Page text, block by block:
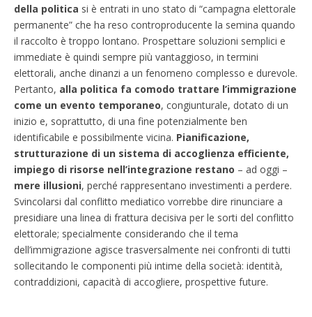
della politica si è entrati in uno stato di “campagna elettorale
permanente” che ha reso controproducente la semina quando
il raccolto è troppo lontano. Prospettare soluzioni semplici e
immediate è quindi sempre più vantaggioso, in termini
elettorali, anche dinanzi a un fenomeno complesso e durevole.
Pertanto, alla politica fa comodo trattare l’immigrazione
come un evento temporaneo, congiunturale, dotato di un
inizio e, soprattutto, di una fine potenzialmente ben
identificabile e possibilmente vicina. Pianificazione,
strutturazione di un sistema di accoglienza efficiente,
impiego di risorse nell’integrazione restano – ad oggi –
mere illusioni, perché rappresentano investimenti a perdere.
Svincolarsi dal conflitto mediatico vorrebbe dire rinunciare a
presidiare una linea di frattura decisiva per le sorti del conflitto
elettorale; specialmente considerando che il tema
dell’immigrazione agisce trasversalmente nei confronti di tutti
sollecitando le componenti più intime della società: identità,
contraddizioni, capacità di accogliere, prospettive future.